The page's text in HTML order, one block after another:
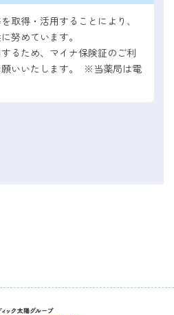
取得・活用することにより、
努めています。
るため、マイナ保険証のご利
願いいたします。 ※当薬局は電